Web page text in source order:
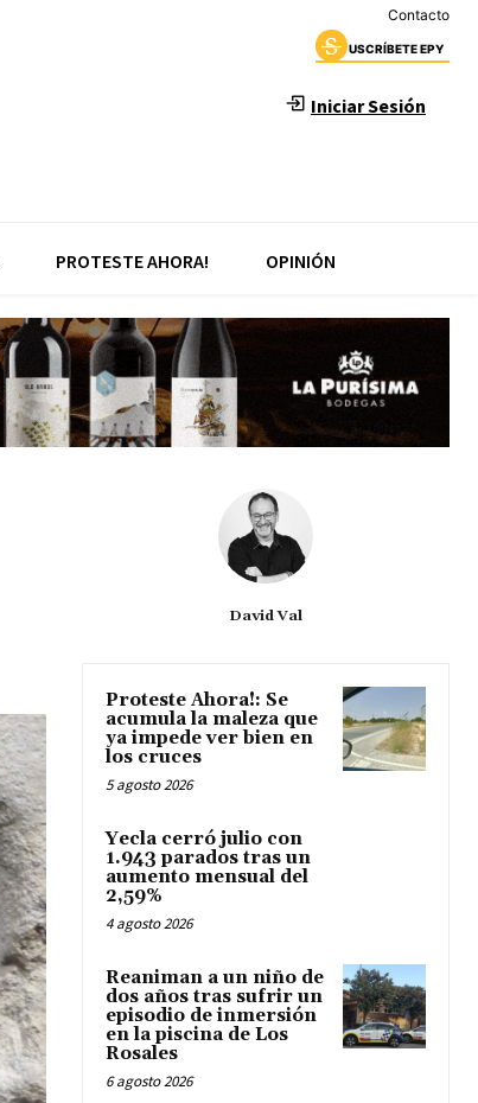
Contacto
USCRÍBETE EPY
Iniciar Sesión
PROTESTE AHORA! OPINIÓN
David Val
Proteste Ahora!: Se
acumula la maleza que
ya impede ver bien en
los cruces
5 agosto 2026
Yecla cerró julio con
1.943 parados tras un
aumento mensual del
2,59%
4 agosto 2026
Reaniman a un niño de
dos años tras sufrir un
episodio de inmersión
en la piscina de Los
Rosales
6 agosto 2026